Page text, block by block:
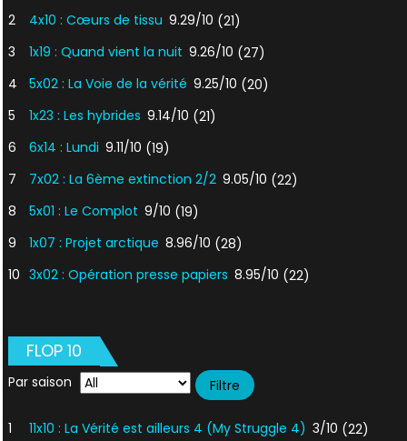
2
4x10 : Cœurs de tissu 9.29/10 (21)
3
1x19 : Quand vient la nuit 9.26/10 (27)
4
5x02 : La Voie de la vérité 9.25/10 (20)
5
1x23 : Les hybrides 9.14/10 (21)
6
6x14 : Lundi 9.11/10 (19)
7
7x02 : La 6ème extinction 2/2 9.05/10 (22)
8
5x01 : Le Complot 9/10 (19)
9
1x07 : Projet arctique 8.96/10 (28)
10 3x02 : Opération presse papiers 8.95/10 (22)
FLOP 10
Par saison
1 11x10 : La Vérité est ailleurs 4 (My Struggle 4) 3/10 (22)